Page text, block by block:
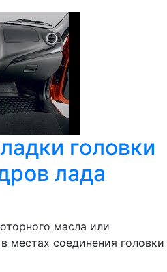
головки
лада
масла или
соединения головки